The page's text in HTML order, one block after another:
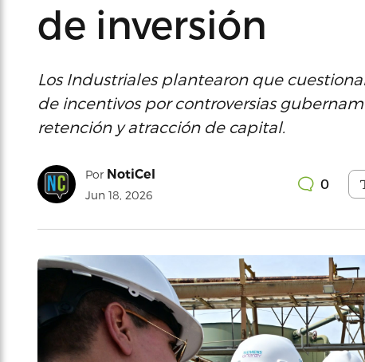
de inversión
Los Industriales plantearon que
de incentivos por controversias
retención y atracción de capital.
Por NotiCel
Jun 18, 2026
0